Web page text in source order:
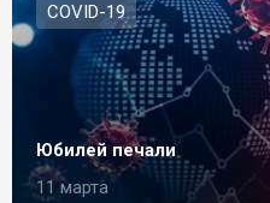
СOVID-19
Юбилей печали
11 марта